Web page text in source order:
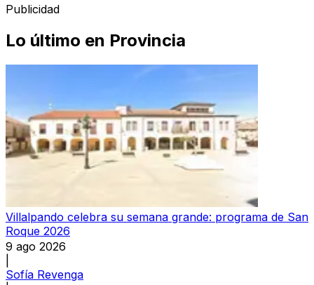
Publicidad
Lo último en Provincia
Villalpando celebra su semana grande: programa de San
Roque 2026
9 ago 2026
Sofía Revenga